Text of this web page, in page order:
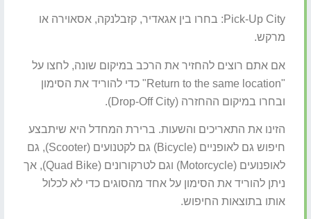
Pick-Up City: בחרו בין אגאדיר, קזבלנקה, אסאוירה או
מרקש.
אם אתם רוצים להחזיר את הרכב במיקום שונה, לחצו על
"Return to the same location" כדי להוריד את הסימון
ובחרו במיקום ההחזרה (Drop-Off City).
הזינו את התאריכים והשעות. ברירת המחדל היא שיתבצע
חיפוש גם לאופניים (Bicycle) גם לקטנועים (Scooter), גם
לאופנועים (Motorcycle) וגם לטרקורונים (Quad Bike), אך
ניתן להוריד את הסימון על אחד מהסוגים כדי לא לכלול
אותו בתוצאות החיפוש.